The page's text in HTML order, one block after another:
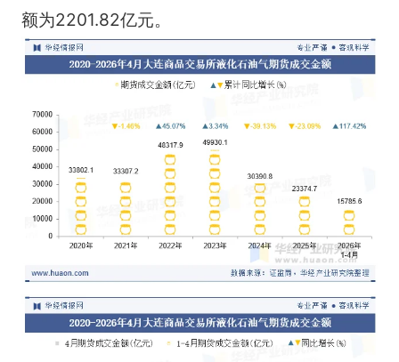
额为2201.82亿元。